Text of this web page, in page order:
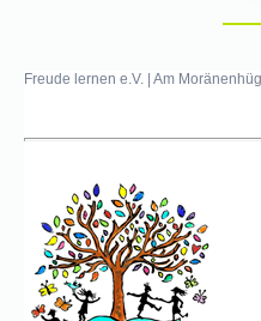
Kinderschutz
Freie
Grundschule
Freude lernen e.V. | Am